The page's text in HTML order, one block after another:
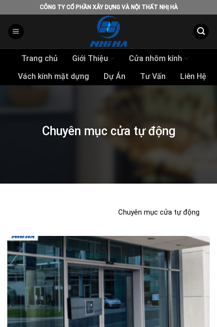
to
content
CÔNG TY CỔ PHẦN XÂY DỰNG VÀ NỘI THẤT NHỊ HÀ
Trang chủ Giới Thiệu
Cửa nhôm kính
Vách kính mặt dựng
Dự Án Tư Vấn Liên Hệ
Chuyên mục cửa tự động
Chuyên mục cửa tự động